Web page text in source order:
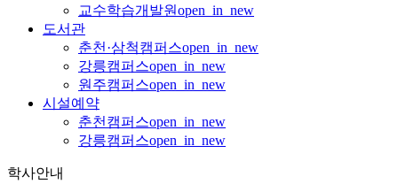
교수학습개발원open_in_new
도서관
춘천·삼척캠퍼스open_in_new
강릉캠퍼스open_in_new
원주캠퍼스open_in_new
시설예약
춘천캠퍼스open_in_new
강릉캠퍼스open_in_new
학사안내